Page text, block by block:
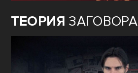
ТЕОРИЯ ЗАГОВОРА